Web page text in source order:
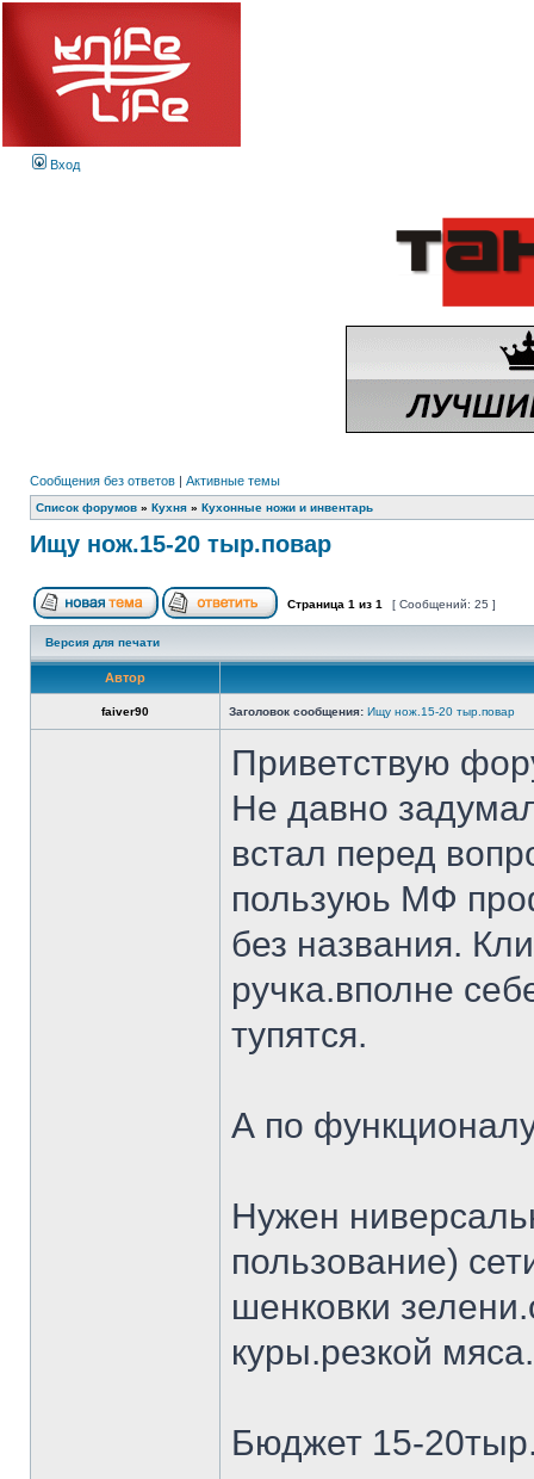
Вход
Сообщения без ответов | Активные темы
Список форумов » Кухня » Кухонные ножи и инвентарь
Ищу нож.15-20 тыр.повар
Страница 1 из 1 [ Сообщений: 25 ]
Версия для печати
Автор
faiver90 Заголовок сообщения: Ищу нож.15-20 тыр.повар
Приветствую
Не давно
встал перед
пользуюь МФ
без названия.
ручка.вполне
тупятся.
А по
Нужен
пользование)
шенковки
куры.резкой
Бюджет 15-